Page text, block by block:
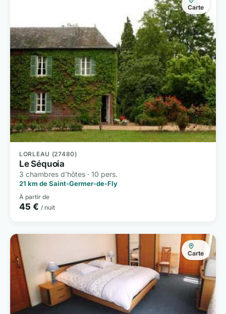
Carte
LORLEAU (27480)
Le Séquoia
3 chambres d'hôtes · 10 pers.
21 km de Saint-Germer-de-Fly
À partir de
45 € / nuit
Carte